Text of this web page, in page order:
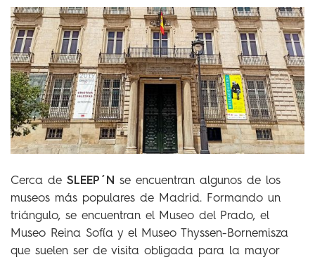
Cerca de SLEEP´N se encuentran algunos de los
museos más populares de Madrid. Formando un
triángulo, se encuentran el Museo del Prado, el
Museo Reina Sofía y el Museo Thyssen-Bornemisza
que suelen ser de visita obligada para la mayor